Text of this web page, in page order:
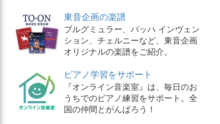
東音企画の楽譜
ブルグミュラー、バッハ インヴェン
ション、チェルニーなど、東音企画
オリジナルの楽譜をご紹介。
ピアノ学習をサポート
『オンライン音楽室』は、毎日のお
うちでのピアノ練習をサポート。全
国の仲間とがんばろう！